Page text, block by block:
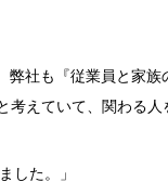
社も『従業員と家
えていて、関わる
した。」